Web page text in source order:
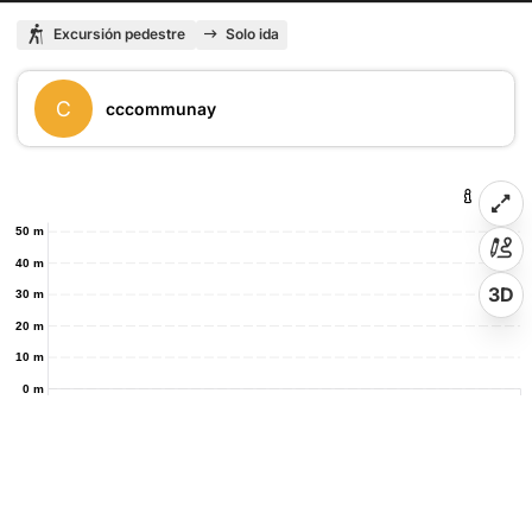
Excursión pedestre Solo ida
C cccommunay
0 m
10 m
20 m
30 m
40 m
50 m
3D